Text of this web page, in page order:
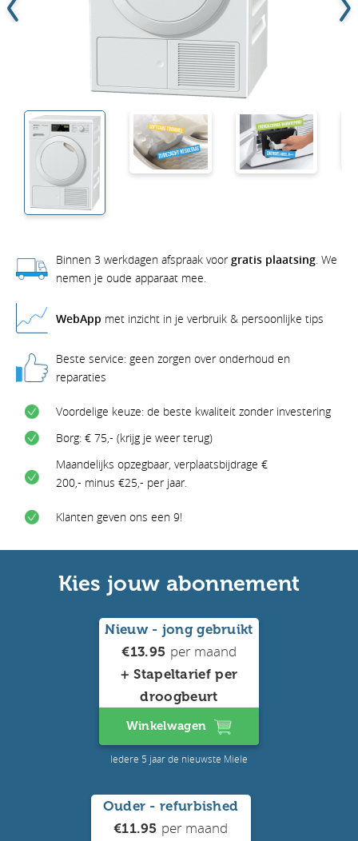
Binnen 3 werkdagen afspraak voorgratis plaatsing. We
nemen je oude apparaat mee.
WebApp met inzicht in je verbruik & persoonlijke tips
Beste service: geen zorgen over onderhoud en
reparaties
Voordelige keuze: de beste kwaliteit zonder investering
Borg: € 75,- (krijg je weer terug)
Maandelijks opzegbaar, verplaatsbijdrage €
200,- minus €25,- per jaar.
Klanten geven ons een 9!
Kies jouw abonnement
Nieuw - jong gebruikt
€13.95 per maand
+ Stapeltarief per
droogbeurt
Winkelwagen
Iedere 5 jaar de nieuwste Miele
Ouder - refurbished
€11.95 per maand